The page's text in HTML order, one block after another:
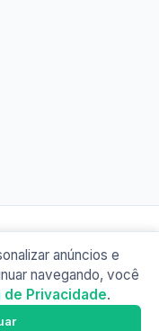
de Privacidade
anúncios e
navegando, você
de Privacidade.